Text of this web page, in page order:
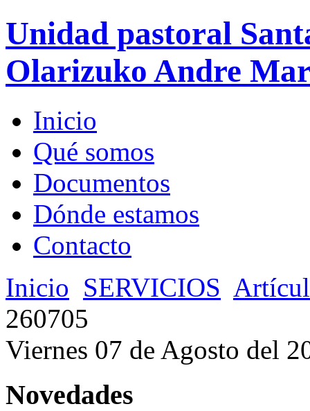
Unidad pastoral
Olarizuko Andre
Inicio
Qué somos
Documentos
Dónde estamos
Contacto
Inicio SERVICIOS
260705
Viernes 07 de Agosto del
Novedades